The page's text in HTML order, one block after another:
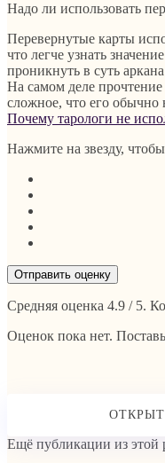
Надо ли использовать
Перевернутые карты
что легче узнать
проникнуть в суть
На самом деле прочтение
сложное, что его обычно
Почему тарологи не
Нажмите на звезду,
Отправить оценку
Средняя оценка 4.9 / 5.
Оценок пока нет.
Ещё публикации из этой